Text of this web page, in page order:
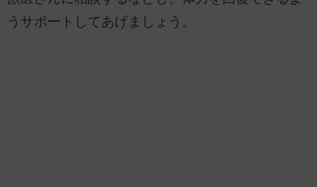
うサポートしてあげましょう。